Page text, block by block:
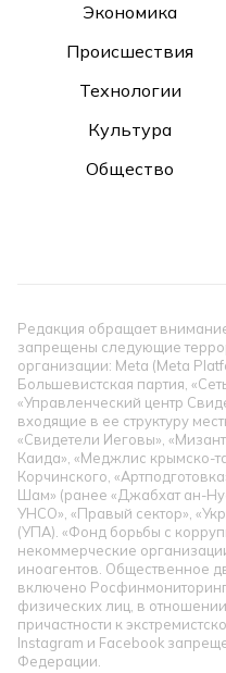
Экономика
Происшествия
Технологии
Культура
Общество
Редакция обращает
запрещены следующие
организации: Meta (Meta
Большевистская партия,
«Управленческий центр
входящие в ее структуру
«Свидетели Иеговы»,
Каида», «Меджлис крымско-
Корчинского,
Шам» (ранее «Джабхат ан-
УНСО», «Правый сектор»,
(УПА). «Фонд борьбы с
некоммерческие
иноагентов. Общественное
включено
физических лиц, в
причастности к
Instagram и Facebook
Федерации.